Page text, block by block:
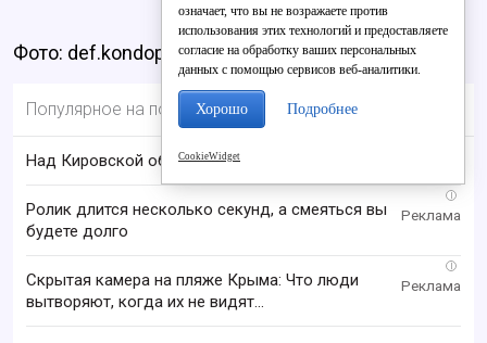
Фото: def.kondopoga.ru
Популярное на портале
Над Кировской областью сбили БПЛА
i
Ролик длится несколько секунд, а смеяться вы
будете долго
i
Скрытая камера на пляже Крыма: Что люди
вытворяют, когда их не видят...
означает, что вы не возражаете против
использования этих технологий и предоставляете
согласие на обработку ваших персональных
данных с помощью сервисов веб-аналитики.
Хорошо Подробнее
CookieWidget